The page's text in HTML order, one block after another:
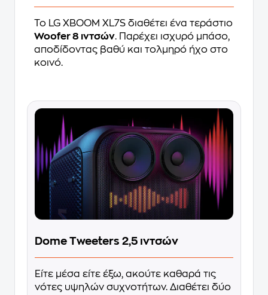
Το LG XBOOM XL7S διαθέτει ένα τεράστιο
Woofer 8 ιντσών. Παρέχει ισχυρό μπάσο,
αποδίδοντας βαθύ και τολμηρό ήχο στο
κοινό.
Dome Tweeters 2,5 ιντσών
Είτε μέσα είτε έξω, ακούτε καθαρά τις
νότες υψηλών συχνοτήτων. Διαθέτει δύο